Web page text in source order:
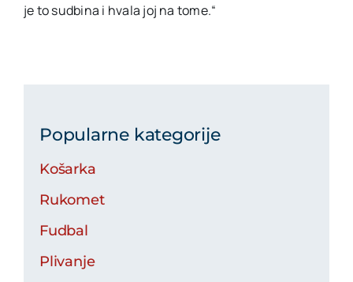
je to sudbina i hvala joj na tome.“
Popularne kategorije
Košarka
Rukomet
Fudbal
Plivanje